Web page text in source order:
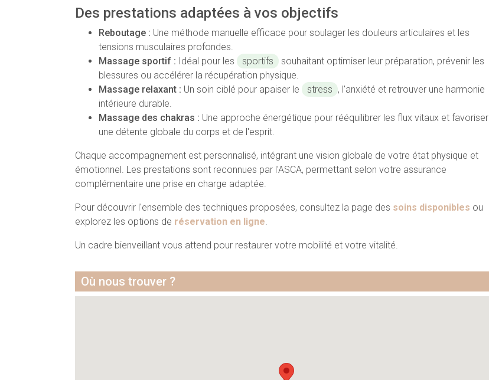
Des prestations adaptées à vos objectifs
Reboutage : Une méthode manuelle efficace pour soulager les douleurs articulaires et les
tensions musculaires profondes.
Massage sportif : Idéal pour les sportifs
souhaitant optimiser leur préparation, prévenir les
blessures ou accélérer la récupération physique.
Massage relaxant : Un soin ciblé pour apaiser le stress , l'anxiété et retrouver une harmonie
intérieure durable.
Massage des chakras : Une approche énergétique pour rééquilibrer les flux vitaux et favoriser
une détente globale du corps et de l'esprit.
Chaque accompagnement est personnalisé, intégrant une vision globale de votre état physique et
émotionnel. Les prestations sont reconnues par l'ASCA, permettant selon votre assurance
complémentaire une prise en charge adaptée.
Pour découvrir l'ensemble des techniques proposées, consultez la page des soins disponibles ou
explorez les options de réservation en ligne.
Un cadre bienveillant vous attend pour restaurer votre mobilité et votre vitalité.
Où nous trouver ?